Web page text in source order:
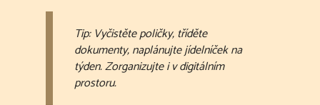
Tip: Vyčistěte poličky, tříděte
dokumenty, naplánujte jídelníček na
týden. Zorganizujte i v digitálním
prostoru.